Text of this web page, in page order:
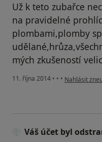
Už k teto zubařce
na pravidelné
plombami,plomby
mých zkušeností
11. října 2014 • • • podle
Nahlásit
Váš účet byl